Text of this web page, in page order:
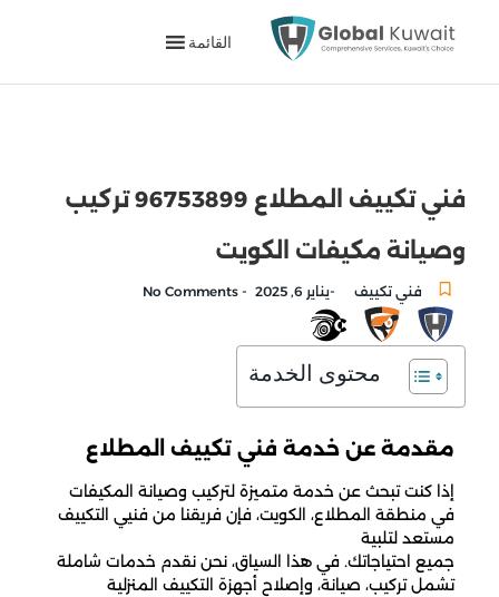
القائمة
فني تكييف المطلاع 96753899 تركيب
وصيانة مكيفات الكويت
فني تكييف -يناير 6, 2025 -
محتوى الخدمة
مقدمة عن خدمة فني تكييف المطلاع
إذا كنت تبحث عن خدمة متميزة لتركيب وصيانة المكيفات
في منطقة المطلاع، الكويت، فإن فريقنا من فنيي التكييف
مستعد لتلبية
جميع احتياجاتك. في هذا السياق، نحن نقدم خدمات شاملة
تشمل تركيب، صيانة، وإصلاح أجهزة التكييف المنزلية